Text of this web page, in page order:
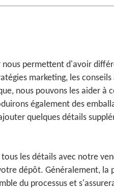
permettent d'avoir
marketing, les
nous pouvons les aider
également des
quelques détails
les détails avec notre
dépôt. Généralement,
du processus et